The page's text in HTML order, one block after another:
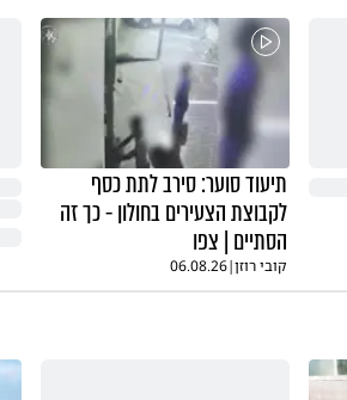
תיעוד סוער: סירב לתת כסף
לקבוצת הצעירים בחולון - כך זה
הסתיים | צפו
קובי רוזן|
06.08.26